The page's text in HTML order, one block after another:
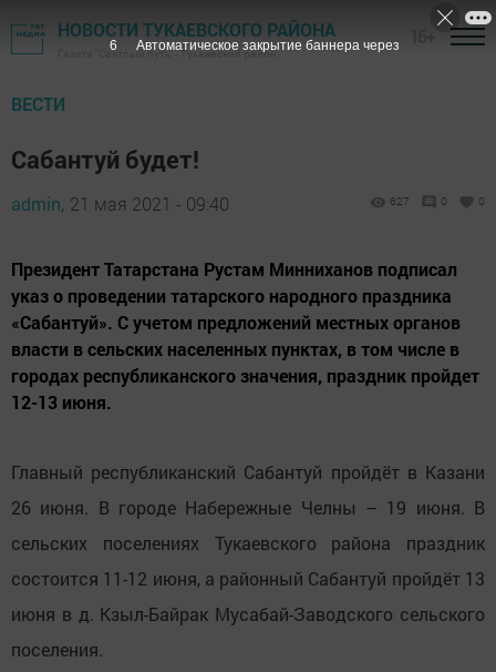
НОВОСТИ ТУКАЕВСКОГО РАЙОНА
Газета "Светлый путь" - Тукаевский район
ВЕСТИ
Сабантуй будет!
admin, 21 мая 2021 - 09:40 627 0 0
Президент Татарстана Рустам Минниханов подписал
указ о проведении татарского народного праздника
«Сабантуй». С учетом предложений местных органов
власти в сельских населенных пунктах, в том числе в
городах республиканского значения, праздник пройдет
12-13 июня.
Главный республиканский Сабантуй пройдёт в Казани
26 июня. В городе Набережные Челны – 19 июня. В
сельских поселениях Тукаевского района праздник
состоится 11-12 июня, а районный Сабантуй пройдёт 13
июня в д. Кзыл-Байрак Мусабай-Заводского сельского
поселения.
5 Автоматическое закрытие баннера через